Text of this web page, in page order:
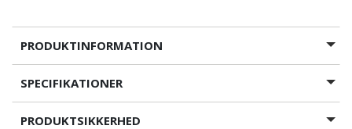
PRODUKTINFORMATION
SPECIFIKATIONER
PRODUKTSIKKERHED